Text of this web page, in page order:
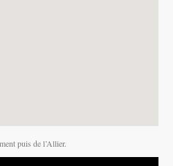
puis de l’Allier.